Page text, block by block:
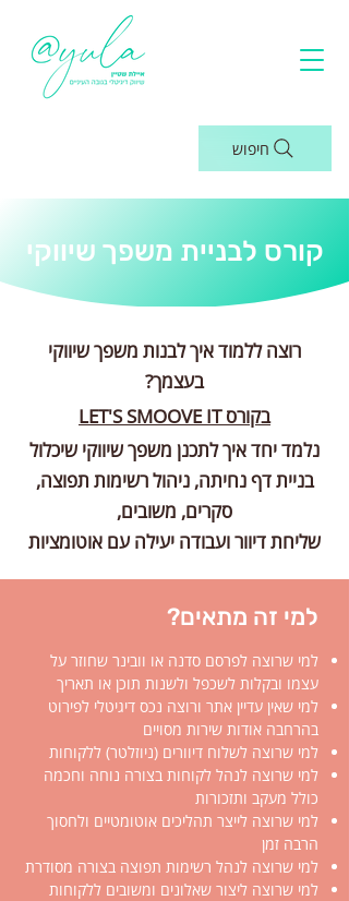
חיפוש
קורס לבניית משפך שיווקי
רוצה ללמוד איך לבנות משפך שיווקי
בעצמך?
בקורס LET'S SMOOVE IT
נלמד יחד איך לתכנן משפך שיווקי שיכלול
בניית דף נחיתה, ניהול רשימות תפוצה,
סקרים, משובים,
שליחת דיוור ועבודה יעילה עם אוטומציות
למי זה מתאים?
למי שרוצה לפרסם סדנה או וובינר שחוזר על
עצמו ובקלות לשכפל ולשנות תוכן או תאריך
למי שאין עדיין אתר ורוצה נכס דיגיטלי לפירוט
בהרחבה אודות שירות מסויים
למי שרוצה לשלוח דיוורים (ניוזלטר) ללקוחות
למי שרוצה לנהל לקוחות בצורה נוחה וחכמה
כולל מעקב ותזכורות
למי שרוצה לייצר תהליכים אוטומטיים ולחסוך
הרבה זמן
למי שרוצה לנהל רשימות תפוצה בצורה מסודרת
למי שרוצה ליצור שאלונים ומשובים ללקוחות